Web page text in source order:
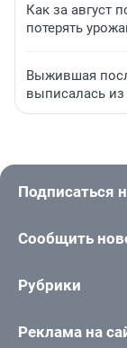
Как за август
потерять
Выжившая
выписалась
Подписаться
Сообщить
Рубрики
Реклама на